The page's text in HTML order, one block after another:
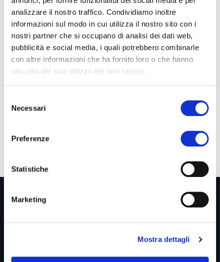
analizzare il nostro traffico. Condividiamo inoltre
informazioni sul modo in cui utilizza il nostro sito con i
nostri partner che si occupano di analisi dei dati web,
pubblicità e social media, i quali potrebbero combinarle
con altre informazioni che ha fornito loro o che hanno
raccolto dal suo utilizzo dei loro servizi.
delNecessari
Preferenze
Statistiche
Marketing
Mostra dettagli
Invia